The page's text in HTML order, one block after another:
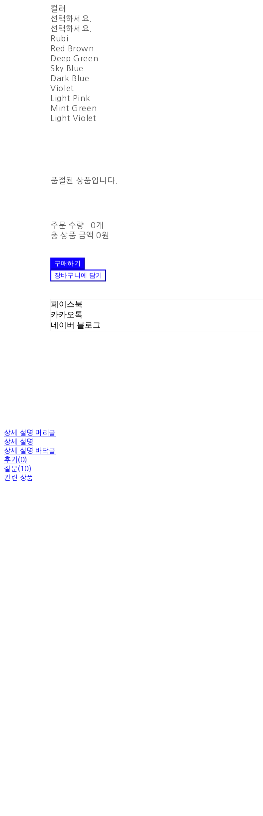
컬러
선택하세요.
선택하세요.
Rubi
Red Brown
Deep Green
Sky Blue
Dark Blue
Violet
Light Pink
Mint Green
Light Violet
품절된 상품입니다.
주문 수량
0개
총 상품 금액 0원
구매하기
장바구니에 담기
페이스북
카카오톡
네이버 블로그
상세 설명 머리글
상세 설명
상세 설명 바닥글
후기(0)
질문(10)
관련 상품